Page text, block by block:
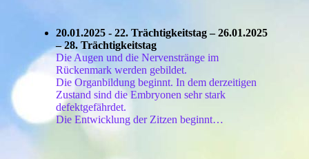
20.01.2025 - 22. Trächtigkeitstag – 26.01.2025
– 28. Trächtigkeitstag
Die Augen und die Nervenstränge im
Rückenmark werden gebildet.
Die Organbildung beginnt. In dem derzeitigen
Zustand sind die Embryonen sehr stark
defektgefährdet.
Die Entwicklung der Zitzen beginnt…